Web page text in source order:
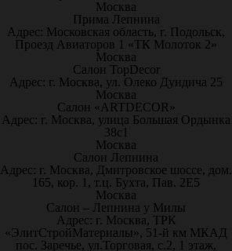
Москва
Прима Лепнина
Адрес: Московская область, г. Подольск,
Проезд Авиаторов 1 «ТК Молоток 2»
Москва
Салон TopDecor
Адрес: г. Москва, ул. Олеко Дундича 25
Москва
Салон «ARTDECOR»
Адрес: г. Москва, улица Большая Ордынка
38с1
Москва
Салон Лепнина
Адрес: г. Москва, Дмитровское шоссе, дом.
165, кор. 1, т.ц. Бухта, Пав. 2Е5
Москва
Салон – Лепнина у Милы
Адрес: г. Москва, ТРК
«ЭлитСтройМатериалы», 51-й км МКАД
пос. Заречье, ул.Торговая, с.2, 1 этаж,